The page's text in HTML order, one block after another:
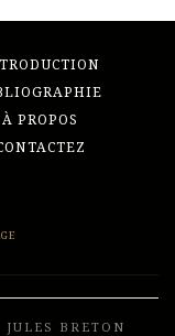
À PROPOS
BRETON